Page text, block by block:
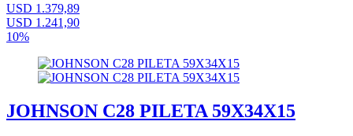
USD 1.379,89
USD 1.241,90
10%
JOHNSON C28 PILETA 59X34X15